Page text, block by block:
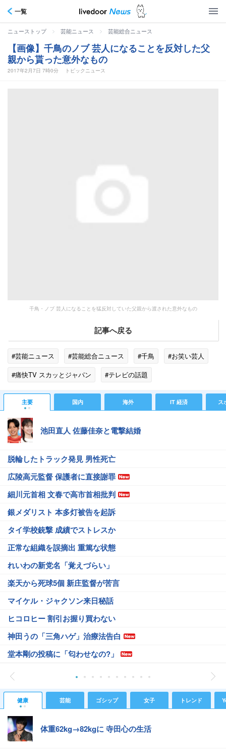
一覧
ニューストップ > 芸能ニュース > 芸能総合ニュース
【画像】千鳥のノブ 芸人になることを反対した父
親から貰った意外なもの
2017年2月7日 7時0分 トピックニュース
千鳥・ノブ 芸人になることを猛反対していた父親から渡された意外なもの
記事へ戻る
#芸能ニュース #芸能総合ニュース #千鳥
#お笑い芸人
#痛快TV スカッとジャパン
#テレビの話題
#エンタメ・芸能ニュース
主要 国内 海外 IT 経済 ス
池田直人 佐藤佳奈と電撃結婚
脱輪したトラック発見 男性死亡
広陵高元監督 保護者に直接謝罪
細川元首相 文春で高市首相批判
銀メダリスト 本多灯被告を起訴
タイ学校銃撃 成績でストレスか
正常な組織を誤摘出 重篤な状態
れいわの新党名「覚えづらい」
楽天から死球5個 新庄監督が苦言
マイケル・ジャクソン来日秘話
ヒコロヒー 割引お握り買わない
神田うの「三角ハゲ」治療法告白
堂本剛の投稿に「匂わせなの?」
健康 芸能 ゴシップ 女子 トレンド
体重62kg→82kgに 寺田心の生活